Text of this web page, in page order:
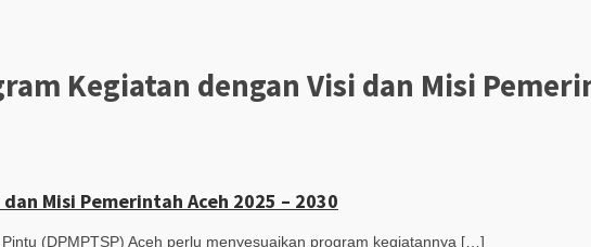
Kegiatan dengan Visi dan Misi
Misi Pemerintah Aceh 2025 – 2030
(DPMPTSP) Aceh perlu menyesuaikan program kegiatannya […]